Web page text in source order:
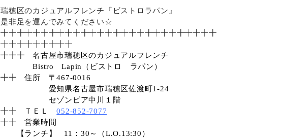
瑞穂区のカジュアルフレンチ『ビストロラパン』
是非足を運んでみてください☆
╋┿╋┿╋┿╋┿╋┿╋┿╋┿╋┿╋┿╋┿╋┿╋┿╋┿╋
┿╋┿╋┿╋┿╋┿
╋┿╋ 名古屋市瑞穂区のカジュアルフレンチ
Bistro Lapin（ビストロ ラパン）
╋┿住所 〒467-0016
愛知県名古屋市瑞穂区佐渡町1-24
セゾンピア中川１階
╋┿
ＴＥＬ052-852-7077
╋┿営業時間
【ランチ】 11：30～（L.O.13:30）